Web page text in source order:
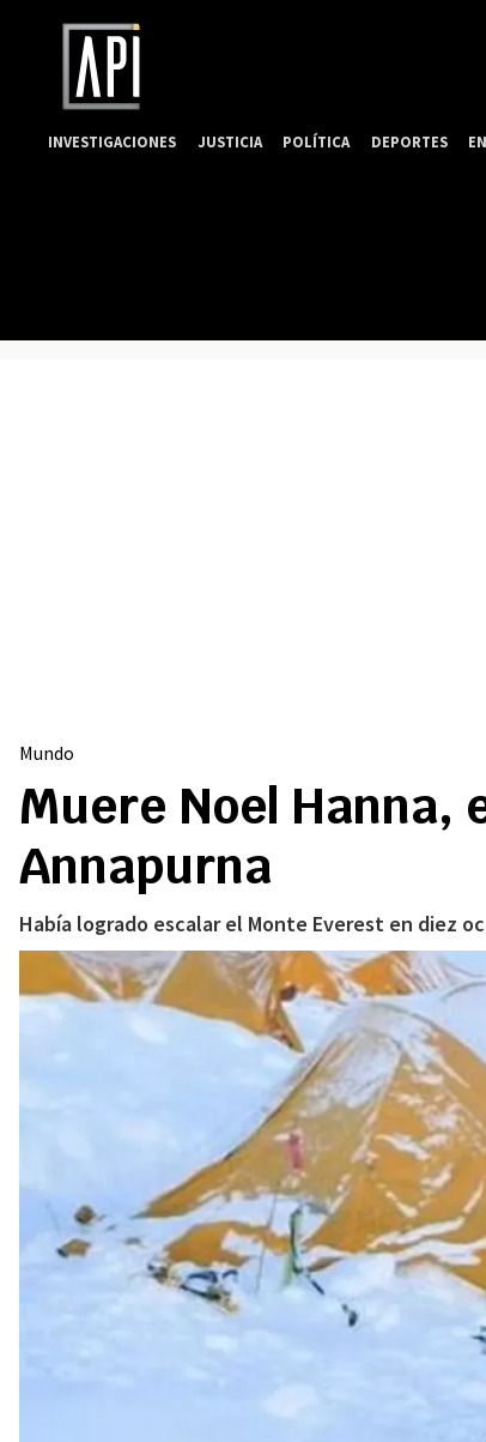
Mundo
Muere Noel Hanna,
Annapurna
Había logrado escalar el Monte Everest en diez
INVESTIGACIONES JUSTICIA POLÍTICA DEPORTES